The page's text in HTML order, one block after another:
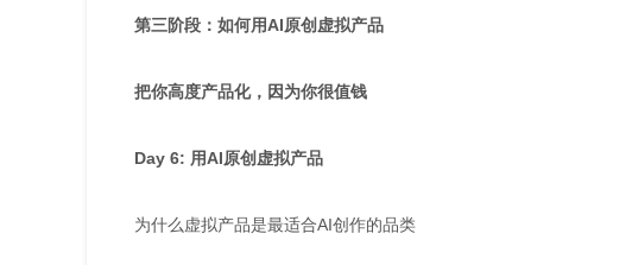
第三阶段：如何用AI原创虚拟产品
把你高度产品化，因为你很值钱
Day 6: 用AI原创虚拟产品
为什么虚拟产品是最适合AI创作的品类